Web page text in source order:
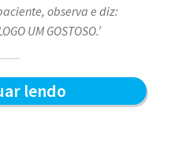
observa e diz:
UM GOSTOSO.’
lendoSabor